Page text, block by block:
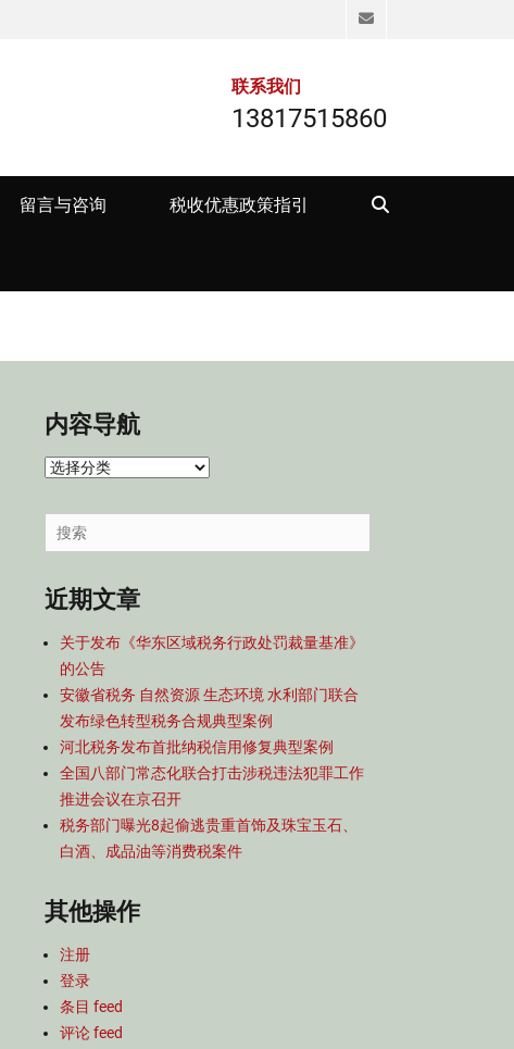
Email
联系我们
13817515860
留言与咨询 税收优惠政策指引
内容导航
内
导
航
Search
for:
近期文章
关于发布《华东区域税务行政处罚裁量基准》
的公告
安徽省税务 自然资源 生态环境 水利部门联合
发布绿色转型税务合规典型案例
河北税务发布首批纳税信用修复典型案例
全国八部门常态化联合打击涉税违法犯罪工作
推进会议在京召开
税务部门曝光8起偷逃贵重首饰及珠宝玉石、
白酒、成品油等消费税案件
其他操作
注册
登录
条目 feed
评论 feed